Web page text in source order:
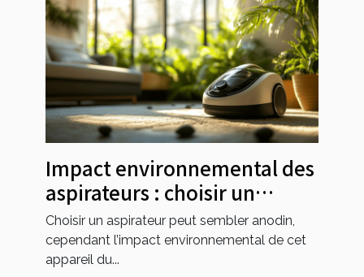
Impact environnemental des
aspirateurs : choisir un
modèle éco-responsable
Choisir un aspirateur peut sembler anodin,
cependant l’impact environnemental de cet
appareil du...